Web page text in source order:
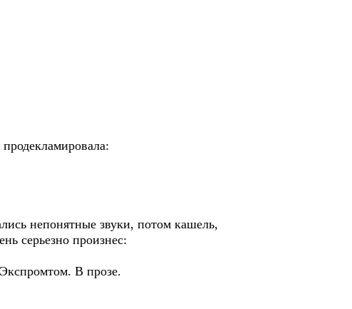
непонятные звуки, потом кашель,
серьезно произнес:
В прозе.